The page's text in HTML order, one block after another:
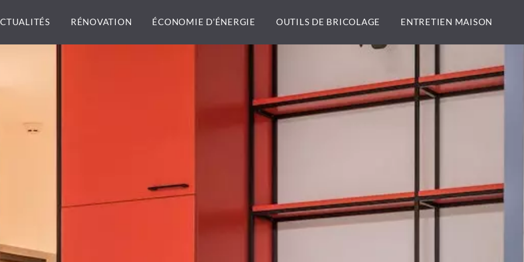
RÉNOVATION ÉCONOMIE D’ÉNERGIE OUTILS DE BRICOLAGE ENTRETIEN MAISON